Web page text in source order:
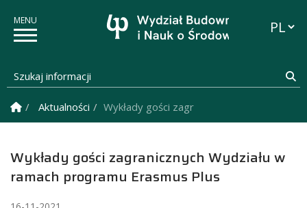
Szukaj informacji
Strona Główna
Aktualności Wykłady gości zagranicznych Wydziału w
Wykłady gości zagranicznych Wydziału w
ramach programu Erasmus Plus